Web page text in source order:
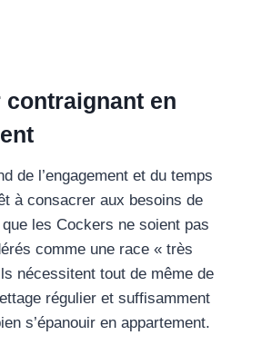
contraignant en
de l’engagement et du temps
à consacrer aux besoins de
les Cockers ne soient pas
comme une race « très
nécessitent tout de même de
régulier et suffisamment
s’épanouir en appartement.